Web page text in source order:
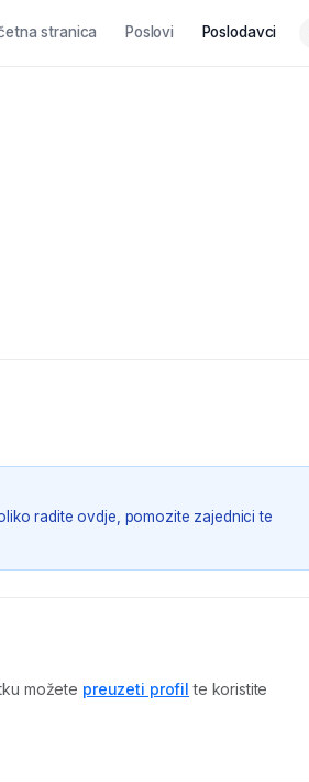
stranica Poslovi Poslodavci
radite ovdje, pomozite zajednici te
možete preuzeti profil te koristite